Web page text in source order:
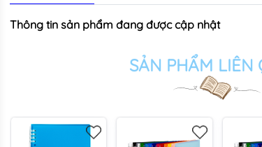
Thông tin sản phẩm đang được cập nhật
SẢN PHẨM LIÊN